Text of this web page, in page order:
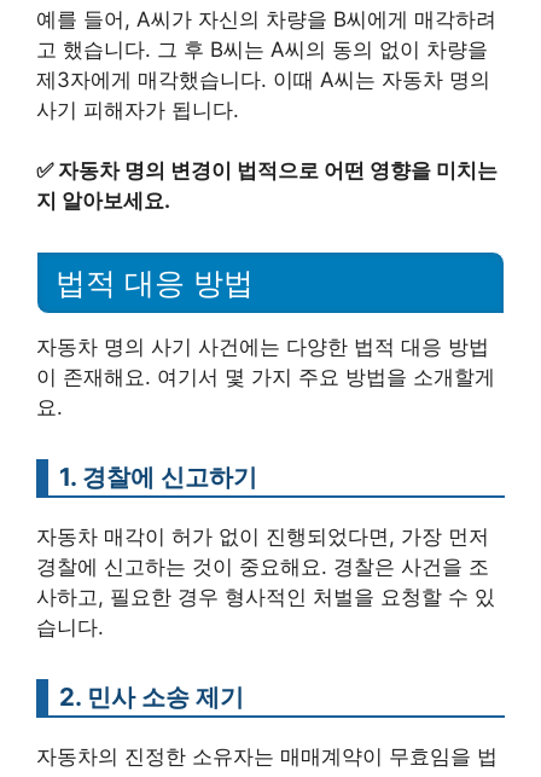
예를 들어, A씨가 자신의 차량을 B씨에게 매각하려
고 했습니다. 그 후 B씨는 A씨의 동의 없이 차량을
제3자에게 매각했습니다. 이때 A씨는 자동차 명의
사기 피해자가 됩니다.
✅ 자동차 명의 변경이 법적으로 어떤 영향을 미치는
지 알아보세요.
법적 대응 방법
자동차 명의 사기 사건에는 다양한 법적 대응 방법
이 존재해요. 여기서 몇 가지 주요 방법을 소개할게
요.
1. 경찰에 신고하기
자동차 매각이 허가 없이 진행되었다면, 가장 먼저
경찰에 신고하는 것이 중요해요. 경찰은 사건을 조
사하고, 필요한 경우 형사적인 처벌을 요청할 수 있
습니다.
2. 민사 소송 제기
자동차의 진정한 소유자는 매매계약이 무효임을 법